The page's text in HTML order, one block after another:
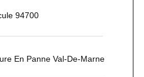
94700
En Panne Val-De-Marne